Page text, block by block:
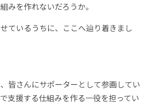
みを作れないだろうか。
ているうちに、ここへ辿り着きまし
皆さんにサポーターとして参画してい
支援する仕組みを作る一役を担ってい